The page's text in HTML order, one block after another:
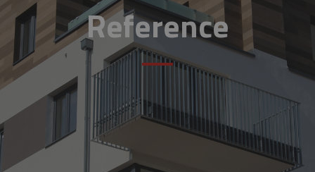
Reference